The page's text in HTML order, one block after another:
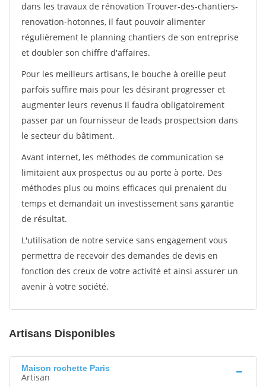
dans les travaux de rénovation Trouver-des-chantiers-
renovation-hotonnes, il faut pouvoir alimenter
régulièrement le planning chantiers de son entreprise
et doubler son chiffre d'affaires.
Pour les meilleurs artisans, le bouche à oreille peut
parfois suffire mais pour les désirant progresser et
augmenter leurs revenus il faudra obligatoirement
passer par un fournisseur de leads prospectsion dans
le secteur du bâtiment.
Avant internet, les méthodes de communication se
limitaient aux prospectus ou au porte à porte. Des
méthodes plus ou moins efficaces qui prenaient du
temps et demandait un investissement sans garantie
de résultat.
L'utilisation de notre service sans engagement vous
permettra de recevoir des demandes de devis en
fonction des creux de votre activité et ainsi assurer un
avenir à votre société.
Artisans Disponibles
Maison rochette Paris
Artisan